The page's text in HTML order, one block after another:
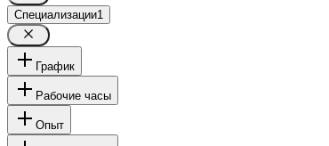
Специализации1
График
Рабочие часы
Опыт